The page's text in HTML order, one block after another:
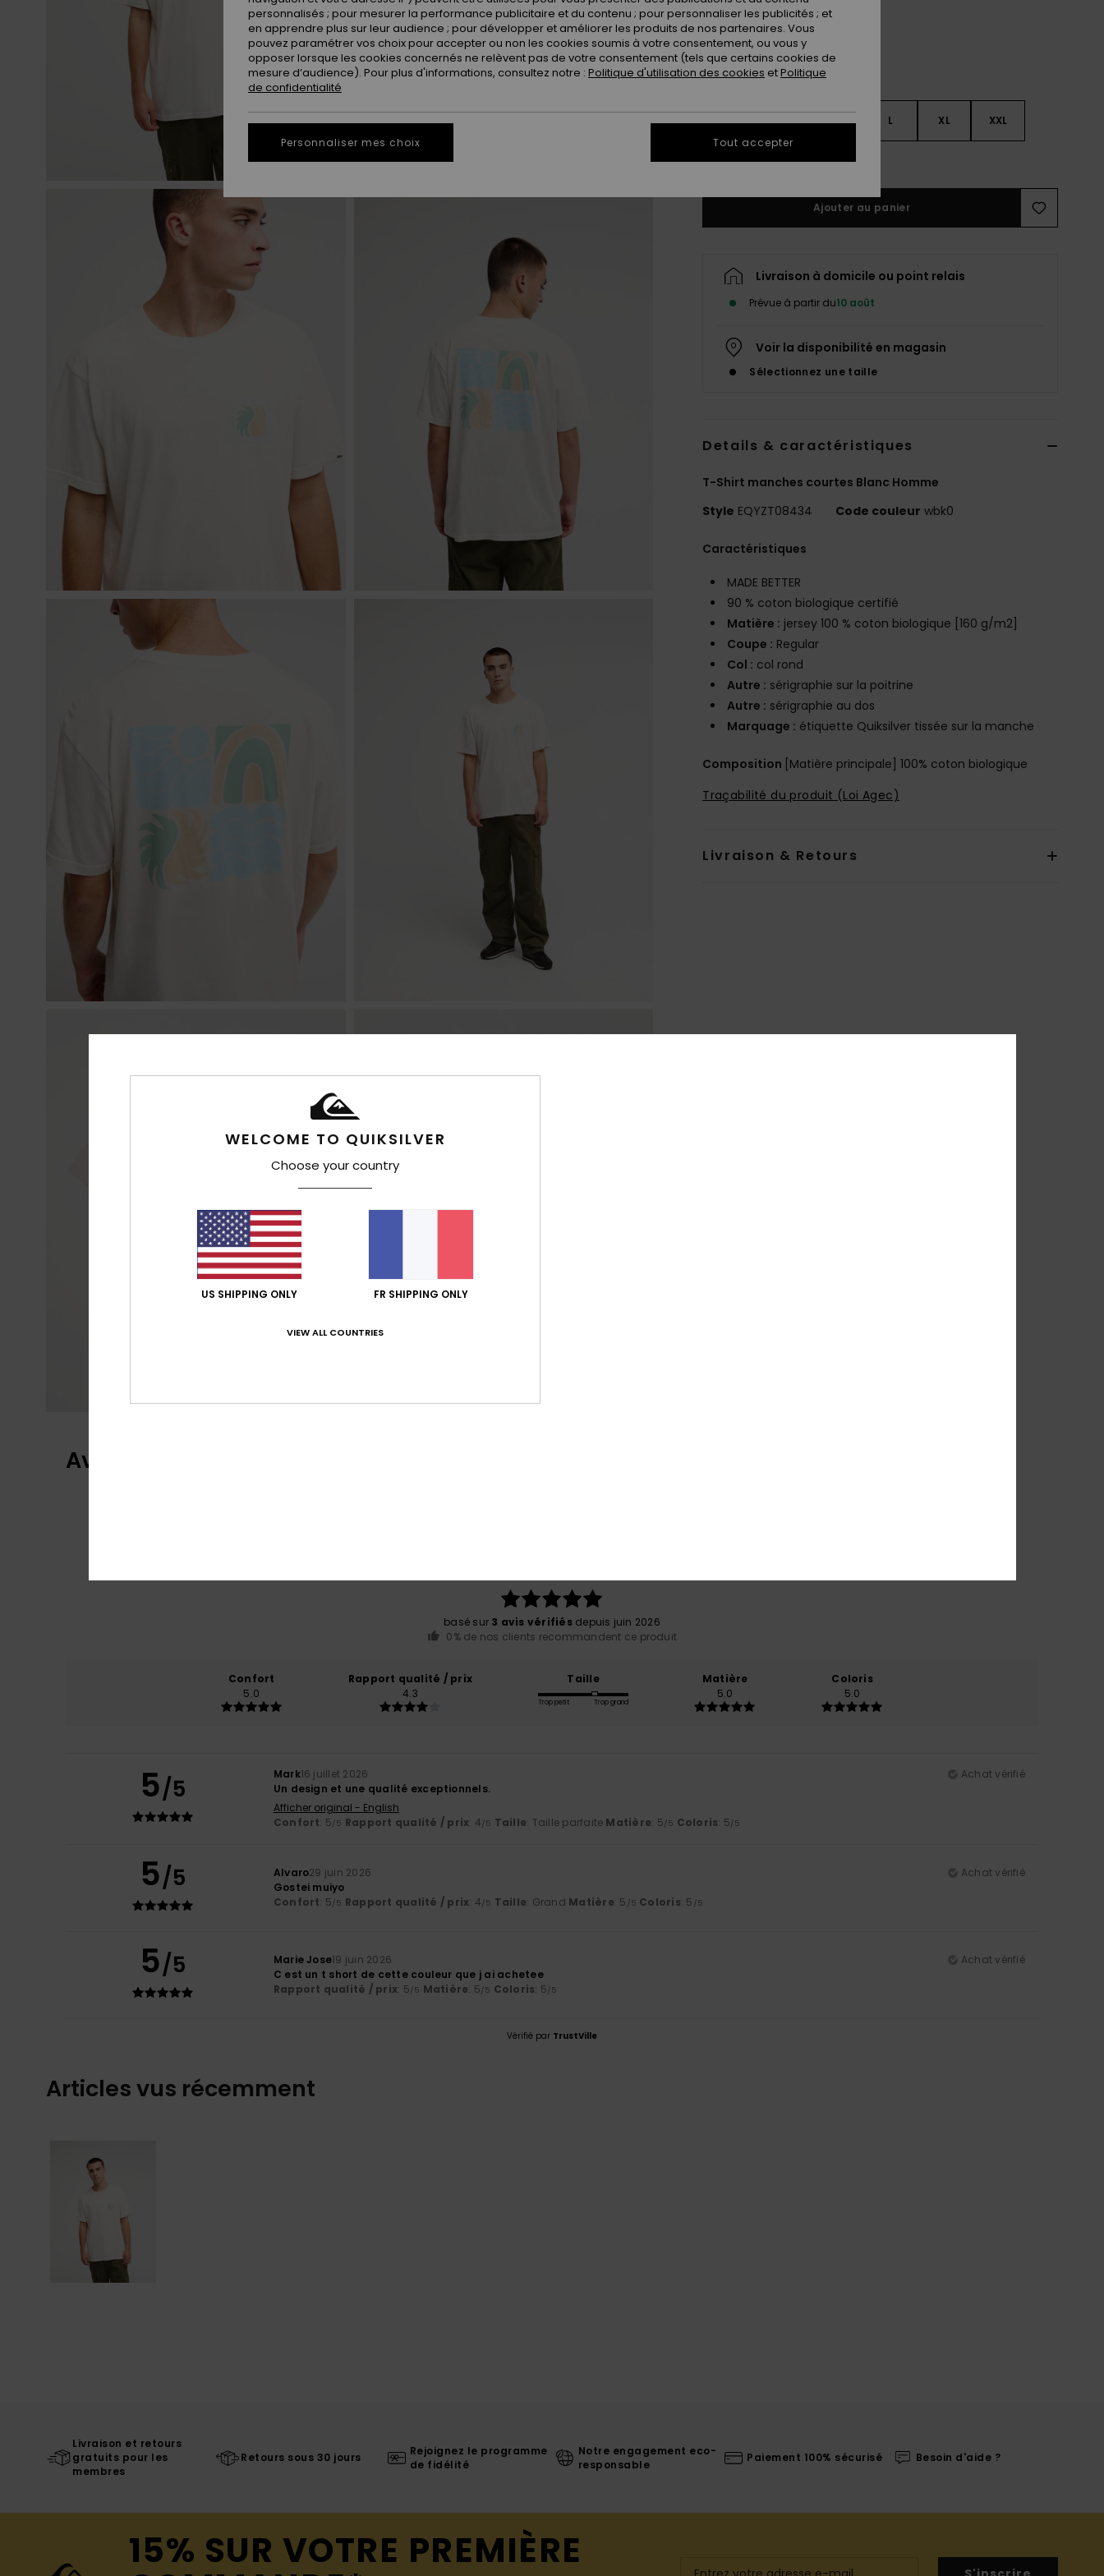
XS S M L XL XXL
Voir le Guide des tailles
Ajouter au panier
Livraison à domicile ou point relais
Prévue à partir du10 août
Voir la disponibilité en magasin
Sélectionnez une taille
Details & caractéristiques
T-Shirt manches courtes Blanc Homme
Style EQYZT08434 Code couleur wbk0
Caractéristiques
MADE BETTER
90 % coton biologique certifié
Matière : jersey 100 % coton biologique [160 g/m2]
Coupe : Regular
Col : col rond
Autre : sérigraphie sur la poitrine
Autre : sérigraphie au dos
Marquage : étiquette Quiksilver tissée sur la manche
Composition [Matière principale] 100% coton biologique
Traçabilité du produit (Loi Agec)
Livraison & Retours
Avis clients
basé sur 3 avis vérifiésdepuis juin 2026
0% de nos clients recommandent ce produit
Confort
5.0
Rapport qualité / prix
4.3
Taille
Trop petit Trop grand
Matière
5.0
Coloris
5.0
5/5 Mark16 juillet 2026
Achat vérifié
Un design et une qualité exceptionnels.
Afficher original - English
Confort: 5/5 Rapport qualité / prix: 4/5 Taille: Taille parfaite Matière: 5/5 Coloris: 5/5
5/5 Alvaro29 juin 2026
Achat vérifié
Gostei muiyo
Confort: 5/5 Rapport qualité / prix: 4/5 Taille: Grand Matière: 5 /5 Coloris: 5 /5
5/5 Marie Jose19 juin 2026
Achat vérifié
C est un t short de cette couleur que j ai achetee
Rapport qualité / prix: 5/5 Matière: 5/5 Coloris: 5/5
Vérifié par TrustVille
Articles vus récemment
Livraison et retours
gratuits pour les
membres
Retours sous 30 jours
Rejoignez le programme
de fidélité
Notre engagement eco-
responsable
Paiement 100% sécurisé Besoin d'aide ?
15% SUR VOTRE PREMIÈRE
WELCOME TO QUIKSILVER
Choose your country
US SHIPPING ONLY FR SHIPPING ONLY
VIEW ALL COUNTRIES
personnalisés ; pour mesurer la performance publicitaire et du contenu ; pour personnaliser les publicités ; et
en apprendre plus sur leur audience ; pour développer et améliorer les produits de nos partenaires. Vous
pouvez paramétrer vos choix pour accepter ou non les cookies soumis à votre consentement, ou vous y
opposer lorsque les cookies concernés ne relèvent pas de votre consentement (tels que certains cookies de
mesure d’audience). Pour plus d'informations, consultez notre : Politique d'utilisation des cookies etPolitique
de confidentialité
Personnaliser mes choix Tout accepter